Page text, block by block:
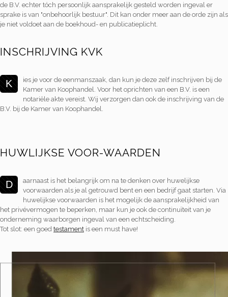
de B.V. echter tóch persoonlijk aansprakelijk gesteld worden ingeval er
sprake is van "onbehoorlijk bestuur". Dit kan onder meer aan de orde zijn als
je niet voldoet aan de boekhoud- en publicatieplicht.
INSCHRIJVING KVK
K
ies je voor de eenmanszaak, dan kun je deze zelf inschrijven bij de
Kamer van Koophandel. Voor het oprichten van een B.V. is een
notariële akte vereist. Wij verzorgen dan ook de inschrijving van de
B.V. bij de Kamer van Koophandel.
HUWLIJKSE VOOR-WAARDEN
D
aarnaast is het belangrijk om na te denken over huwelijkse
voorwaarden als je al getrouwd bent en een bedrijf gaat starten. Via
huwelijkse voorwaarden is het mogelijk de aansprakelijkheid van
het privévermogen te beperken, maar kun je ook de continuïteit van je
onderneming waarborgen ingeval van een echtscheiding.
Tot slot: een goed testament is een must have!